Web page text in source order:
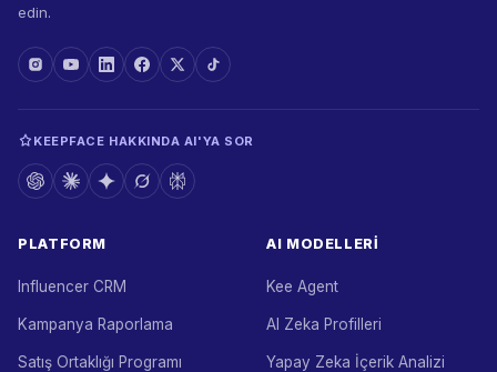
edin.
KEEPFACE HAKKINDA AI'YA SOR
PLATFORM
Influencer CRM
Kampanya Raporlama
Satış Ortaklığı Programı
AI MODELLERI
Kee Agent
AI Zeka Profilleri
Yapay Zeka İçerik Analizi